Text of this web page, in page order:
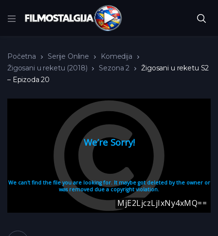
Početna Serije Online
Komedija
Žigosani u reketu (2018)
Sezona 2
Žigosani u reketu S2
– Epizoda 20